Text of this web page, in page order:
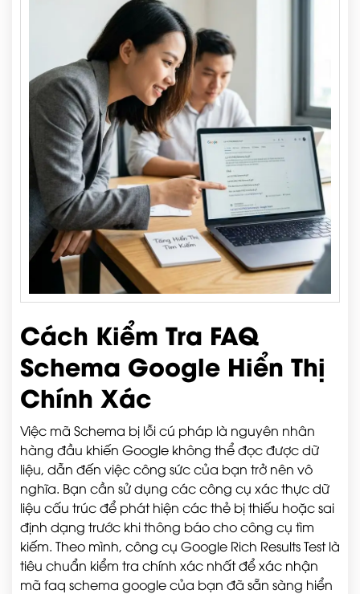
Cách Kiểm Tra FAQ
Schema Google Hiển Thị
Chính Xác
Việc mã Schema bị lỗi cú pháp là nguyên nhân
hàng đầu khiến Google không thể đọc được dữ
liệu, dẫn đến việc công sức của bạn trở nên vô
nghĩa. Bạn cần sử dụng các công cụ xác thực dữ
liệu cấu trúc để phát hiện các thẻ bị thiếu hoặc sai
định dạng trước khi thông báo cho công cụ tìm
kiếm. Theo mình, công cụ Google Rich Results Test là
tiêu chuẩn kiểm tra chính xác nhất để xác nhận
mã faq schema google của bạn đã sẵn sàng hiển